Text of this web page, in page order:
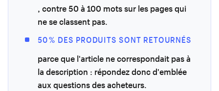
, contre 50 à 100 mots sur les pages qui
ne se classent pas.
50 % DES PRODUITS SONT RETOURNÉS
parce que l'article ne correspondait pas à
la description : répondez donc d'emblée
aux questions des acheteurs.